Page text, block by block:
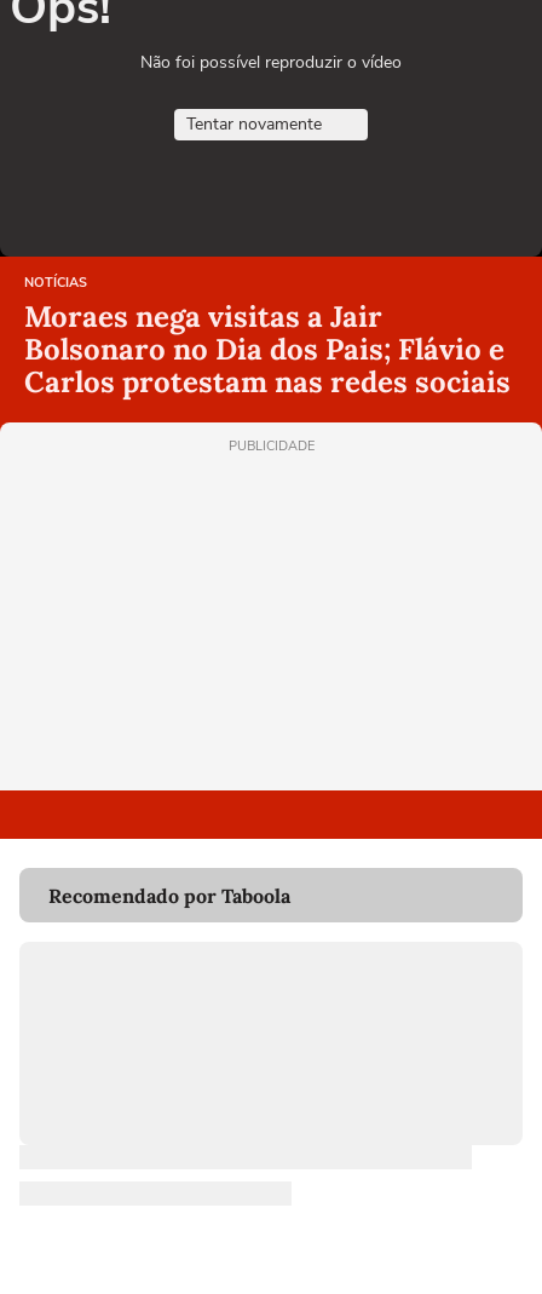
Não foi possível reproduzir o vídeo
Tentar novamente
NOTÍCIAS
Moraes nega visitas a Jair
Bolsonaro no Dia dos Pais; Flávio e
Carlos protestam nas redes sociais
PUBLICIDADE
Recomendado por Taboola